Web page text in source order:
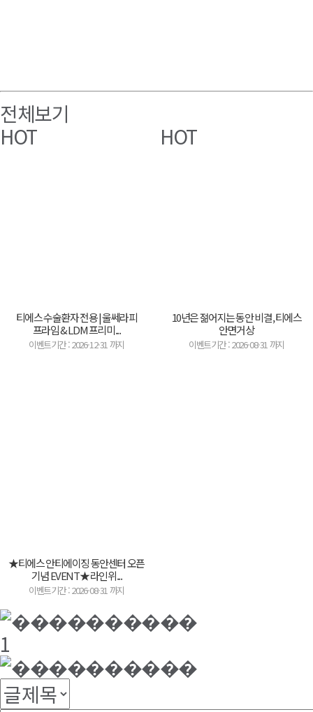
전체보기
HOT
티에스 수술환자 전용 | 울쎄라피
프라임 & LDM 프리미...
이벤트기간 : 2026-12-31 까지
HOT
10년은 젊어지는 동안 비결, 티에스
안면거상
이벤트기간 : 2026-08-31 까지
★티에스 안티에이징 동안센터 오픈
기념 EVENT★ 라인위...
이벤트기간 : 2026-08-31 까지
1